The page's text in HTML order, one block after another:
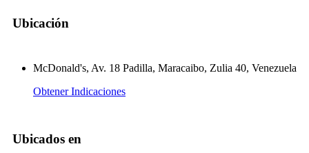
Ubicación
McDonald's, Av. 18 Padilla, Maracaibo, Zulia 40, Venezuela
Obtener Indicaciones
Ubicados en